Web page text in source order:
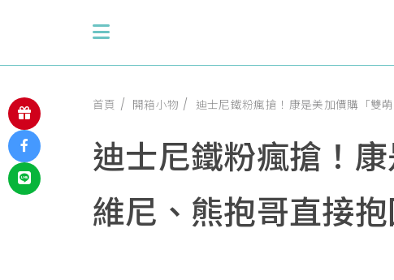
首頁 開箱小物 迪士尼鐵粉瘋搶！康是美加價購「雙
迪士尼鐵粉瘋搶！
維尼、熊抱哥直接